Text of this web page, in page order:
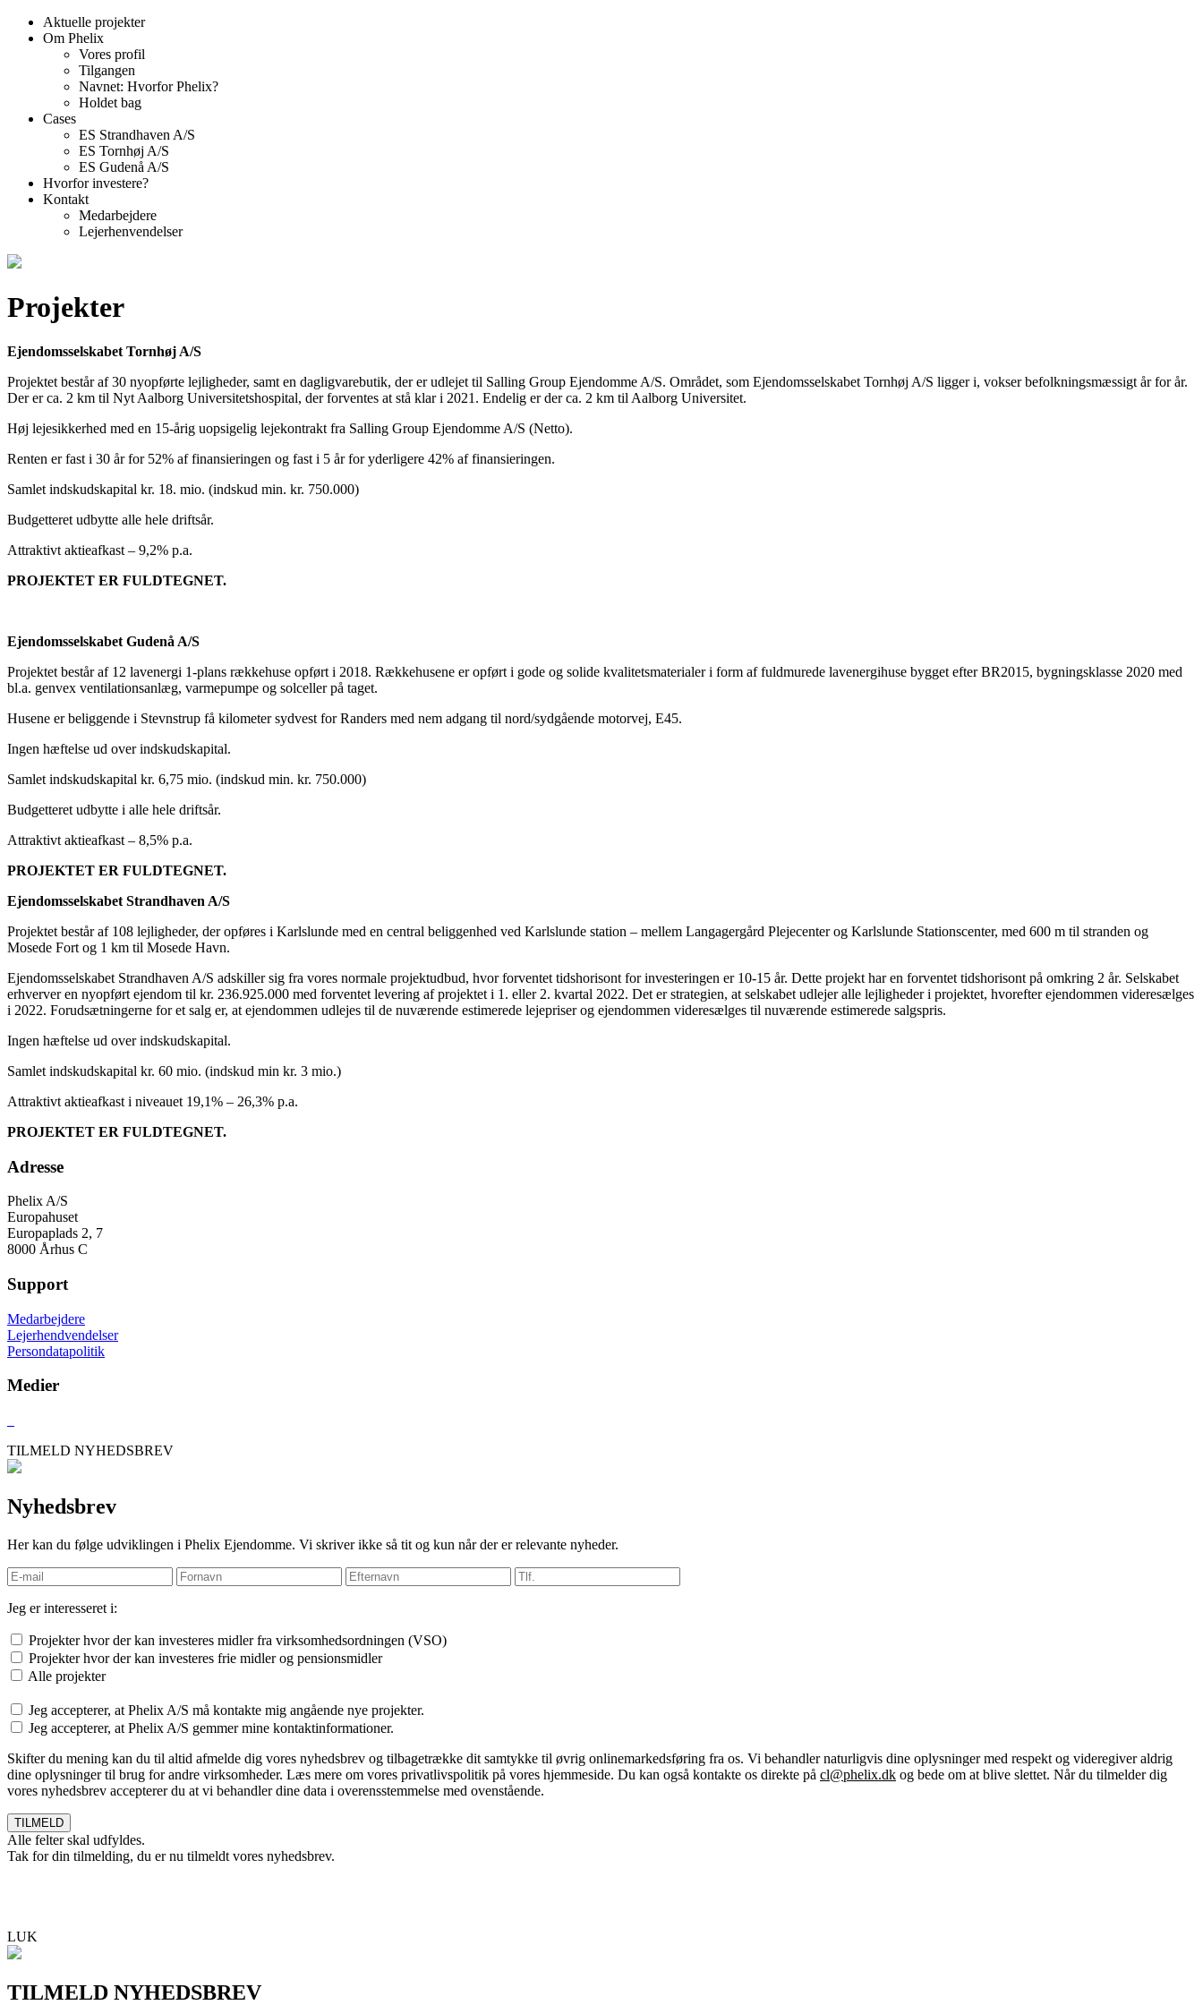
Aktuelle projekter
Om Phelix
Vores profil
Tilgangen
Navnet: Hvorfor Phelix?
Holdet bag
Cases
ES Strandhaven A/S
ES Tornhøj A/S
ES Gudenå A/S
Hvorfor investere?
Kontakt
Medarbejdere
Lejerhenvendelser
Projekter
Ejendomsselskabet Tornhøj A/S
Projektet består af 30 nyopførte lejligheder, samt en dagligvarebutik, der er udlejet til Salling Group Ejendomme A/S. Området, som Ejendomsselskabet Tornhøj A/S ligger i, vokser befolkningsmæssigt år for år.
Der er ca. 2 km til Nyt Aalborg Universitetshospital, der forventes at stå klar i 2021. Endelig er der ca. 2 km til Aalborg Universitet.
Høj lejesikkerhed med en 15-årig uopsigelig lejekontrakt fra Salling Group Ejendomme A/S (Netto).
Renten er fast i 30 år for 52% af finansieringen og fast i 5 år for yderligere 42% af finansieringen.
Samlet indskudskapital kr. 18. mio. (indskud min. kr. 750.000)
Budgetteret udbytte alle hele driftsår.
Attraktivt aktieafkast – 9,2% p.a.
PROJEKTET ER FULDTEGNET.
Ejendomsselskabet Gudenå A/S
Projektet består af 12 lavenergi 1-plans rækkehuse opført i 2018. Rækkehusene er opført i gode og solide kvalitetsmaterialer i form af fuldmurede lavenergihuse bygget efter BR2015, bygningsklasse 2020 med
bl.a. genvex ventilationsanlæg, varmepumpe og solceller på taget.
Husene er beliggende i Stevnstrup få kilometer sydvest for Randers med nem adgang til nord/sydgående motorvej, E45.
Ingen hæftelse ud over indskudskapital.
Samlet indskudskapital kr. 6,75 mio. (indskud min. kr. 750.000)
Budgetteret udbytte i alle hele driftsår.
Attraktivt aktieafkast – 8,5% p.a.
PROJEKTET ER FULDTEGNET.
Ejendomsselskabet Strandhaven A/S
Projektet består af 108 lejligheder, der opføres i Karlslunde med en central beliggenhed ved Karls­lun­de station – mellem Langagergård Plejecenter og Karlslunde Stationscenter, med 600 m til stran­den og
Mosede Fort og 1 km til Mosede Havn.
Ejendomsselskabet Strandhaven A/S adskiller sig fra vores normale projektudbud, hvor forventet tidshorisont for investeringen er 10-15 år. Dette projekt har en forventet tidshorisont på omkring 2 år. Selskabet
erhverver en nyopført ejendom til kr. 236.925.000 med for­ven­­tet levering af projektet i 1. eller 2. kvartal 2022. Det er strategien, at selskabet udlejer alle lej­lig­heder i projektet, hvor­efter ejendommen videresælges
i 2022. Forudsætningerne for et salg er, at ejen­­dommen udlejes til de nuværende estimerede lejepriser og ejendommen videre­sæl­ges til nu­væren­de estimerede salgspris.
Ingen hæftelse ud over indskudskapital.
Samlet indskudskapital kr. 60 mio. (ind­skud min kr. 3 mio.)
Attraktivt aktieafkast i niveauet 19,1% – 26,3% p.a.
PROJEKTET ER FULDTEGNET.
Adresse
Phelix A/S
Europahuset
Europaplads 2, 7
8000 Århus C
Support
Medarbejdere
Lejerhendvendelser
Persondatapolitik
Medier
TILMELD NYHEDSBREV
Nyhedsbrev
Her kan du følge udviklingen i Phelix Ejendomme. Vi skriver ikke så tit og kun når der er relevante nyheder.
Jeg er interesseret i:
Projekter hvor der kan investeres midler fra virksomhedsordningen (VSO)
Projekter hvor der kan investeres frie midler og pensionsmidler
Alle projekter
Jeg accepterer, at Phelix A/S må kontakte mig angående nye projekter.
Jeg accepterer, at Phelix A/S gemmer mine kontaktinformationer.
Skifter du mening kan du til altid afmelde dig vores nyhedsbrev og tilbagetrække dit samtykke til øvrig onlinemarkedsføring fra os. Vi behandler naturligvis dine oplysninger med respekt og videregiver aldrig
dine oplysninger til brug for andre virksomheder. Læs mere om vores privatlivspolitik på vores hjemmeside. Du kan også kontakte os direkte på cl@phelix.dk og bede om at blive slettet. Når du tilmelder dig
vores nyhedsbrev accepterer du at vi behandler dine data i overensstemmelse med ovenstående.
Alle felter skal udfyldes.
Tak for din tilmelding, du er nu tilmeldt vores nyhedsbrev.
LUK
TILMELD NYHEDSBREV